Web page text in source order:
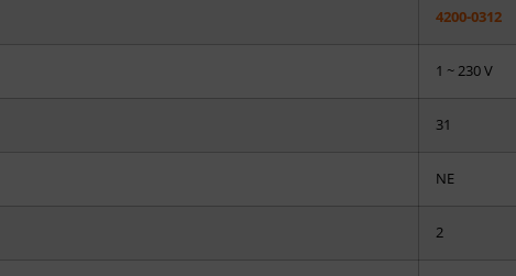
4200-0312
1 ~ 230 V
31
NE
2